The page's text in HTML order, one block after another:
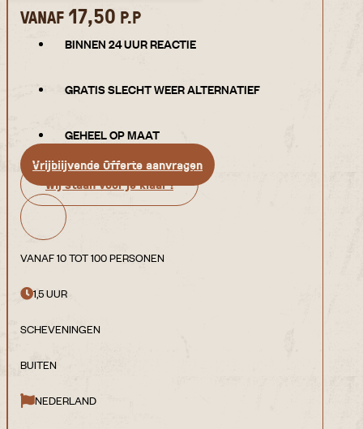
VANAF 17,50 P.P
BINNEN 24 UUR REACTIE
GRATIS SLECHT WEER ALTERNATIEF
GEHEEL OP MAAT
Vrijblijvende Offerte aanvragen
Wij staan voor je klaar !
VANAF 10 TOT 100 PERSONEN
1,5 UUR
SCHEVENINGEN
BUITEN
NEDERLAND